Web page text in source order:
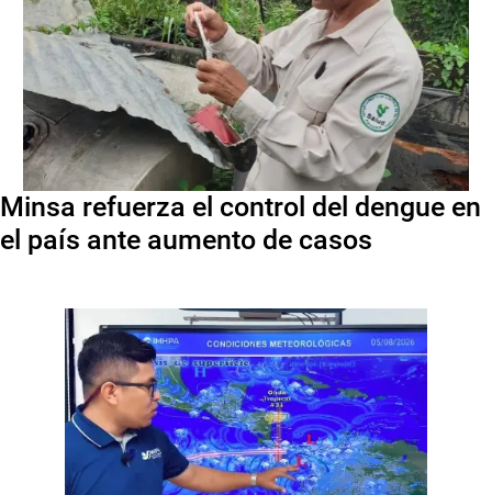
Minsa refuerza el control del dengue en
el país ante aumento de casos